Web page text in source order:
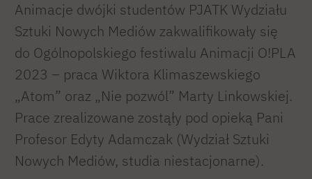
Animacje dwójki studentów PJATK Wydziału
Sztuki Nowych Mediów zakwalifikowały się
do Ogólnopolskiego festiwalu Animacji O!PLA
2023 – praca Wiktora Klimaszewskiego
„Atom” oraz „Nie pozwól” Marty Linkowskiej.
Prace zrealizowane zostąły pod opieką Pani
Profesor Edyty Adamczak (Wydział Sztuki
Nowych Mediów, studia niestacjonarne).